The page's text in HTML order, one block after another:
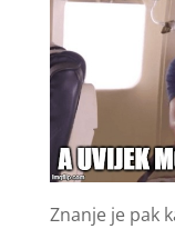
Znanje je pak